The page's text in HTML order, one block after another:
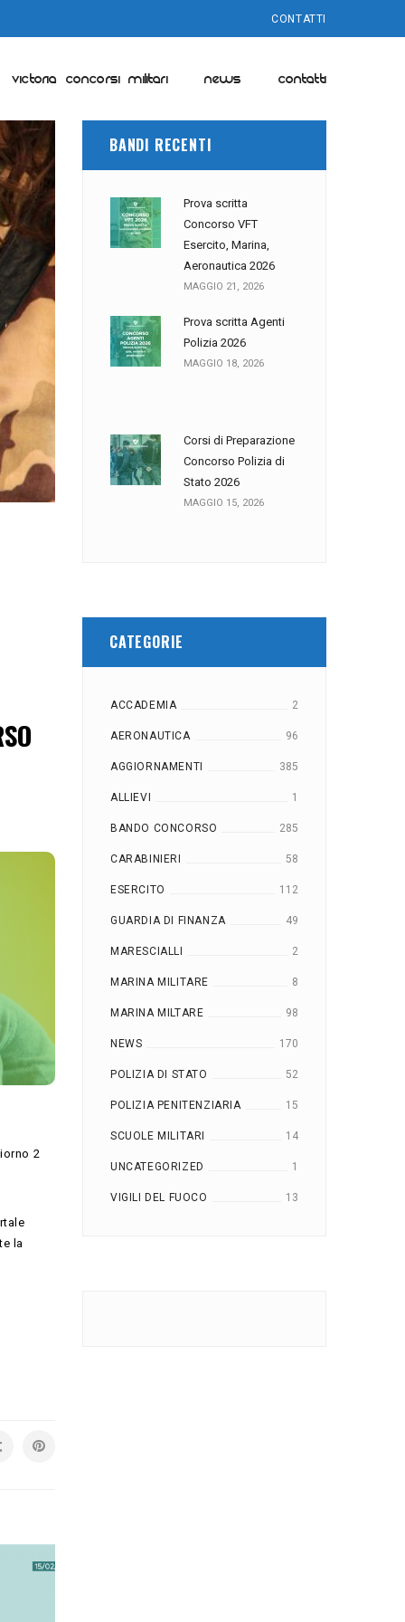
CONTATTI
VICTORIA CONCORSI MILITARI NEWS CONTATTI
2
la
BANDI RECENTI
Prova scritta
Concorso VFT
Esercito, Marina,
Aeronautica 2026
MAGGIO 21, 2026
Prova scritta Agenti
Polizia 2026
MAGGIO 18, 2026
Corsi di Preparazione
Concorso Polizia di
Stato 2026
MAGGIO 15, 2026
CATEGORIE
ACCADEMIA 2
AERONAUTICA 96
AGGIORNAMENTI 385
ALLIEVI 1
BANDO CONCORSO 285
CARABINIERI 58
ESERCITO 112
GUARDIA DI FINANZA 49
MARESCIALLI 2
MARINA MILITARE 8
MARINA MILTARE 98
NEWS 170
POLIZIA DI STATO 52
POLIZIA PENITENZIARIA 15
SCUOLE MILITARI 14
UNCATEGORIZED 1
VIGILI DEL FUOCO 13